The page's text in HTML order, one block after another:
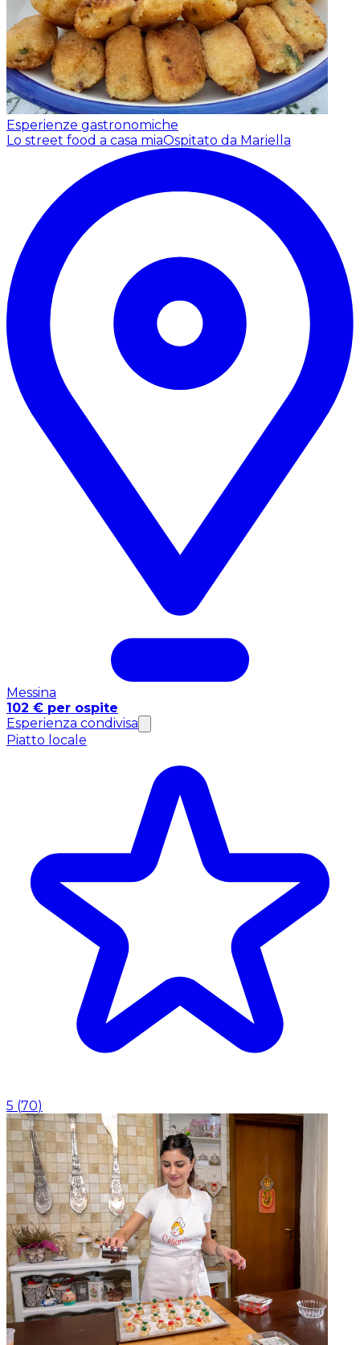
Esperienze gastronomiche
Lo street food a casa miaOspitato da Mariella
Messina
102 € per ospite
Esperienza condivisa
Piatto locale
5 (70)